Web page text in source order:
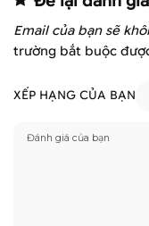
Email của bạn sẽ
trường bắt buộc
XẾP HẠNG CỦA BẠN